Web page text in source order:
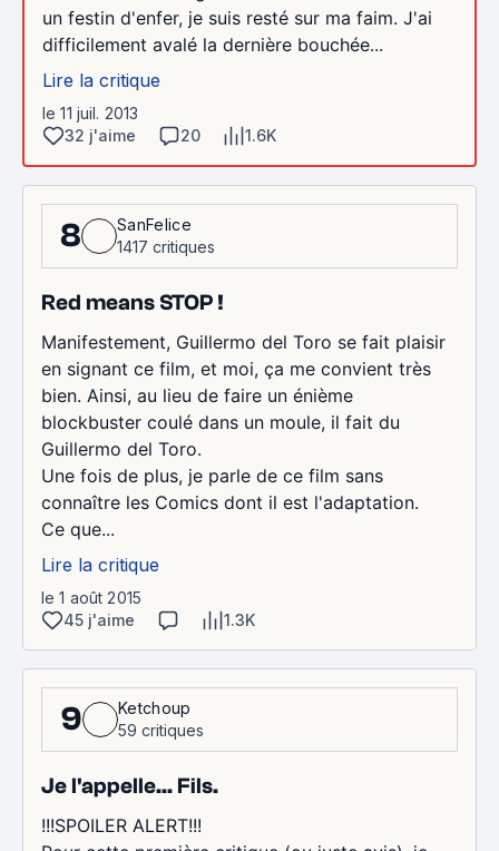
un festin d'enfer, je suis resté sur ma faim. J'ai
difficilement avalé la dernière bouchée...
Lire la critique
le 11 juil. 2013
32 j'aime
20 1.6K
8
SanFelice
1417 critiques
Red means STOP !
Manifestement, Guillermo del Toro se fait plaisir
en signant ce film, et moi, ça me convient très
bien. Ainsi, au lieu de faire un énième
blockbuster coulé dans un moule, il fait du
Guillermo del Toro.
Une fois de plus, je parle de ce film sans
connaître les Comics dont il est l'adaptation.
Ce que...
Lire la critique
le 1 août 2015
45 j'aime
1.3K
9
Ketchoup
59 critiques
Je l'appelle... Fils.
!!!SPOILER ALERT!!!